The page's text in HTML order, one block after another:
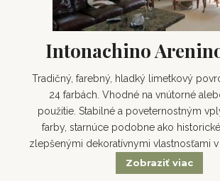
Intonachino
Tradičný, farebný, hladký limetkový
24 farbách. Vhodné na vnútorné
použitie. Stabilné a poveternostným
farby, starnúce podobne ako
zlepšenými dekoratívnymi vlastnosťami v
Zobraziť viac